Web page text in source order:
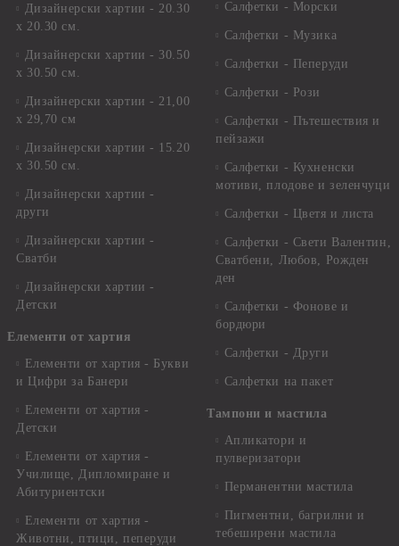
Дизайнерски хартии - 20.30
х 20.30 см.
Дизайнерски хартии - 30.50
х 30.50 см.
Дизайнерски хартии - 21,00
х 29,70 см
Дизайнерски хартии - 15.20
x 30.50 см.
Дизайнерски хартии -
други
Дизайнерски хартии -
Сватби
Дизайнерски хартии -
Детски
Елементи от хартия
Елементи от хартия - Букви
и Цифри за Банери
Елементи от хартия -
Детски
Елементи от хартия -
Училище, Дипломиране и
Абитуриентски
Елементи от хартия -
Животни, птици, пеперуди
Салфетки - Морски
Салфетки - Музика
Салфетки - Пеперуди
Салфетки - Рози
Салфетки - Пътешествия и
пейзажи
Салфетки - Кухненски
мотиви, плодове и зеленчуци
Салфетки - Цветя и листа
Салфетки - Свети Валентин,
Сватбени, Любов, Рожден
ден
Салфетки - Фонове и
бордюри
Салфетки - Други
Салфетки на пакет
Тампони и мастила
Апликатори и
пулверизатори
Перманентни мастила
Пигментни, багрилни и
тебеширени мастила